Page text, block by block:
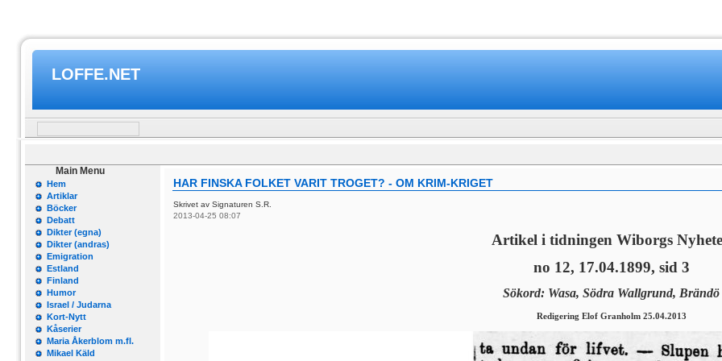
LOFFE.NET
Main Menu
Hem
Artiklar
Böcker
Debatt
Dikter (egna)
Dikter (andras)
Emigration
Estland
Finland
Humor
Israel / Judarna
Kort-Nytt
Kåserier
Maria Åkerblom m.fl.
Mikael Käld
HAR FINSKA FOLKET VARIT TROGET? - OM KRIM-KRIGET
Skrivet av Signaturen S.R.
2013-04-25 08:07
Artikel i tidningen Wiborgs
no 12, 17.04.1899, sid 3
Sökord: Wasa, Södra Wallgrund, Brändö
Redigering Elof Granholm 25.04.2013